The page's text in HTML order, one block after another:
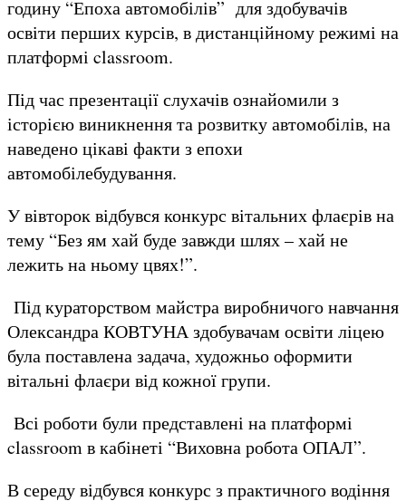
годину “Епоха автомобілів” для здобувачів
освіти перших курсів, в дистанційному режимі на
платформі classroom.
Під час презентації слухачів ознайомили з
історією виникнення та розвитку автомобілів, на
наведено цікаві факти з епохи
автомобілебудування.
У вівторок відбувся конкурс вітальних флаєрів на
тему “Без ям хай буде завжди шлях – хай не
лежить на ньому цвях!”.
Під кураторством майстра виробничого навчання
Олександра КОВТУНА здобувачам освіти ліцею
була поставлена задача, художньо оформити
вітальні флаєри від кожної групи.
Всі роботи були представлені на платформі
classroom в кабінеті “Виховна робота ОПАЛ”.
В середу відбувся конкурс з практичного водіння